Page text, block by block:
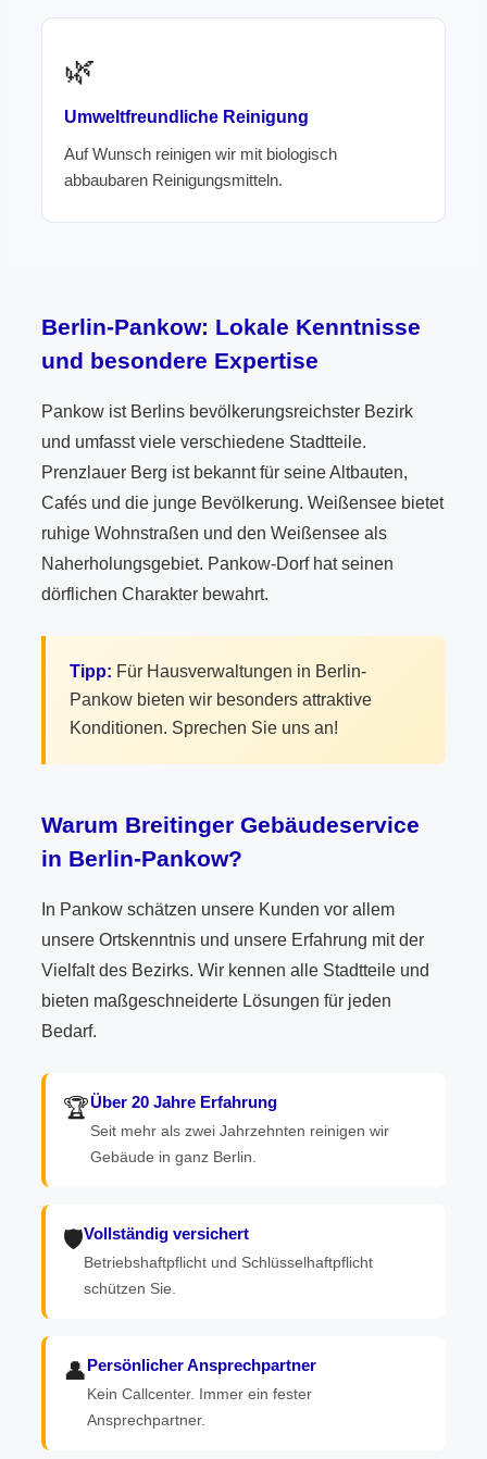
🌿
Umweltfreundliche Reinigung
Auf Wunsch reinigen wir mit biologisch
abbaubaren Reinigungsmitteln.
Berlin-Pankow: Lokale Kenntnisse
und besondere Expertise
Pankow ist Berlins bevölkerungsreichster Bezirk
und umfasst viele verschiedene Stadtteile.
Prenzlauer Berg ist bekannt für seine Altbauten,
Cafés und die junge Bevölkerung. Weißensee bietet
ruhige Wohnstraßen und den Weißensee als
Naherholungsgebiet. Pankow-Dorf hat seinen
dörflichen Charakter bewahrt.
Tipp: Für Hausverwaltungen in Berlin-
Pankow bieten wir besonders attraktive
Konditionen. Sprechen Sie uns an!
Warum Breitinger Gebäudeservice
in Berlin-Pankow?
In Pankow schätzen unsere Kunden vor allem
unsere Ortskenntnis und unsere Erfahrung mit der
Vielfalt des Bezirks. Wir kennen alle Stadtteile und
bieten maßgeschneiderte Lösungen für jeden
Bedarf.
🏆Über 20 Jahre Erfahrung
Seit mehr als zwei Jahrzehnten reinigen wir
Gebäude in ganz Berlin.
🛡️Vollständig versichert
Betriebshaftpflicht und Schlüsselhaftpflicht
schützen Sie.
👤Persönlicher Ansprechpartner
Kein Callcenter. Immer ein fester
Ansprechpartner.